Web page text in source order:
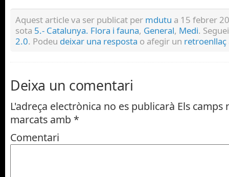
Aquest article va ser publicat per mdutu a 15 febrer
sota 5.- Catalunya. Flora i fauna, General, Medi.
2.0. Podeu deixar una resposta o afegir un retroenllaç
Deixa un comentari
L'adreça electrònica no es publicarà Els camps
marcats amb *
Comentari